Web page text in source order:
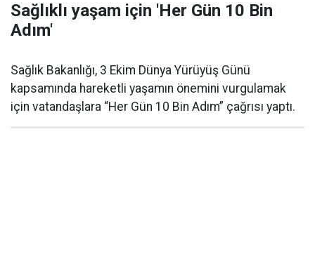
Sağlıklı yaşam için 'Her Gün 10 Bin
Adım'
Sağlık Bakanlığı, 3 Ekim Dünya Yürüyüş Günü
kapsamında hareketli yaşamın önemini vurgulamak
için vatandaşlara “Her Gün 10 Bin Adım” çağrısı yaptı.